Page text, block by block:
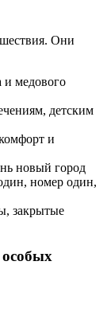
Они
и медового
детским
и
новый город
номер один,
закрытые